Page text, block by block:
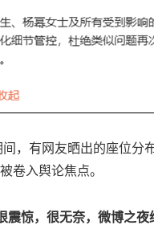
，有网友晒出的座位分
卷入舆论焦点。
震惊，很无奈，微博之夜